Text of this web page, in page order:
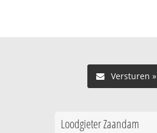
Versturen »
Loodgieter Zaandam